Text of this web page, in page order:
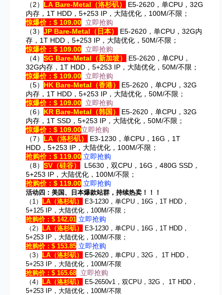
（2） LA Bare-Metal （洛杉矶）
E5-2620，单CPU，32G
内存，1T HDD，5+253 IP，大陆优化，100M/不限；
惊爆价：$ 109.00 立即抢购
（3） JP Bare-Metal （日本）
E5-2620，单CPU，32G内
存，1T HDD，5+253 IP，大陆优化，50M/不限；
惊爆价：$ 109.00 立即抢购
（4） SG Bare-Metal （新加坡）
E5-2620，单CPU，
32G内存，1T HDD，5+253 IP，大陆优化，50M/不限；
惊爆价：$ 109.00 立即抢购
（5） HK Bare-Metal （香港）
E5-2620，单CPU，32G
内存，1T HDD，5+253 IP，大陆优化，50M/不限；
惊爆价：$ 109.00 立即抢购
（6） KR Bare-Metal （韩国）
E5-2620，单CPU，32G
内存，1T SSD，5+253 IP，大陆优化，50M/不限；
惊爆价：$ 109.00立即抢购
（7） LA （洛杉矶）
E3-1230，单CPU，16G，1T
HDD，5+253 IP，大陆优化，100M/不限；
抢购价：$ 119.00 立即抢购
（8） SV （硅谷）
L5630，双CPU，16G，480G SSD，
5+253 IP，大陆优化，100M/不限；
抢购价：$ 119.00 立即抢购
活动四：美国、日本爆款站群，持续热卖！！！
（1）
LA （洛杉矶）
E3-1230，单CPU，16G，1T HDD，
5+125 IP，大陆优化，100M/不限；
抢购价：$ 142.01 立即抢购
（2） LA （洛杉矶）
E3-1230，单CPU，16G，1T HDD，
5+253 IP，大陆优化，100M/不限；
抢购价：$ 153.85 立即抢购
（3） LA （洛杉矶）
E5-2620，单CPU，32G， 1T HDD，
5+253 IP，大陆优化，100M/不限
抢购价：$ 165.68 立即抢购
（4） LA （洛杉矶）
E5-2650v1，双CPU，32G， 1T HDD，
5+253 IP，大陆优化，100M/不限